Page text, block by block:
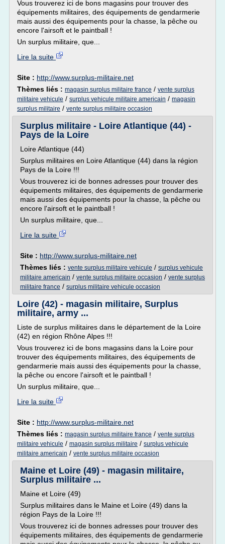
Vous trouverez ici de bons magasins pour trouver des
équipements militaires, des équipements de gendarmerie
mais aussi des équipements pour la chasse, la pêche ou
encore l'airsoft et le paintball !
Un surplus militaire, que...
Lire la suite
Site : http://www.surplus-militaire.net
Thèmes liés : magasin surplus militaire france / vente surplus
militaire vehicule / surplus vehicule militaire americain / magasin
surplus militaire / vente surplus militaire occasion
Surplus militaire - Loire Atlantique (44) -
Pays de la Loire
Loire Atlantique (44)
Surplus militaires en Loire Atlantique (44) dans la région
Pays de la Loire !!!
Vous trouverez ici de bonnes adresses pour trouver des
équipements militaires, des équipements de gendarmerie
mais aussi des équipements pour la chasse, la pêche ou
encore l'airsoft et le paintball !
Un surplus militaire, que...
Lire la suite
Site : http://www.surplus-militaire.net
Thèmes liés : vente surplus militaire vehicule / surplus vehicule
militaire americain / vente surplus militaire occasion / vente surplus
militaire france / surplus militaire vehicule occasion
Loire (42) - magasin militaire, Surplus
militaire, army ...
Liste de surplus militaires dans le département de la Loire
(42) en région Rhône Alpes !!!
Vous trouverez ici de bons magasins dans la Loire pour
trouver des équipements militaires, des équipements de
gendarmerie mais aussi des équipements pour la chasse,
la pêche ou encore l'airsoft et le paintball !
Un surplus militaire, que...
Lire la suite
Site : http://www.surplus-militaire.net
Thèmes liés : magasin surplus militaire france / vente surplus
militaire vehicule / magasin surplus militaire / surplus vehicule
militaire americain / vente surplus militaire occasion
Maine et Loire (49) - magasin militaire,
Surplus militaire ...
Maine et Loire (49)
Surplus militaires dans le Maine et Loire (49) dans la
région Pays de la Loire !!!
Vous trouverez ici de bonnes adresses pour trouver des
équipements militaires, des équipements de gendarmerie